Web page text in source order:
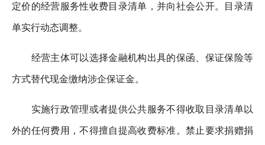
定价的经营服务性收费目录清单，并向社会公开。目录清
单实行动态调整。
经营主体可以选择金融机构出具的保函、保证保险等
方式替代现金缴纳涉企保证金。
实施行政管理或者提供公共服务不得收取目录清单以
外的任何费用，不得擅自提高收费标准。禁止要求捐赠捐